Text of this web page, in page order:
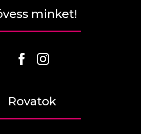
minket!
Rovatok